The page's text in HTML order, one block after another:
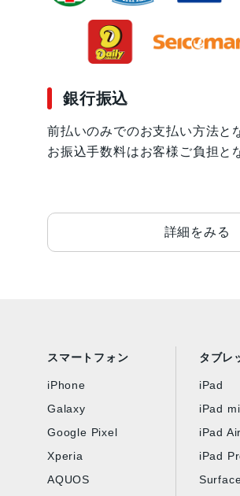
銀行振込
前払いのみでのお支払い方法と
お振込手数料はお客様ご負担と
詳細をみる
スマートフォン
iPhone
Galaxy
Google Pixel
Xperia
AQUOS
タブレ
iPad
iPad
iPad Air
iPad